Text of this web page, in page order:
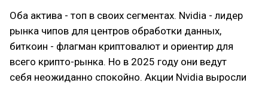
Оба актива - топ в своих сегментах. Nvidia - лидер
рынка чипов для центров обработки данных,
биткоин - флагман криптовалют и ориентир для
всего крипто-рынка. Но в 2025 году они ведут
себя неожиданно спокойно. Акции Nvidia выросли